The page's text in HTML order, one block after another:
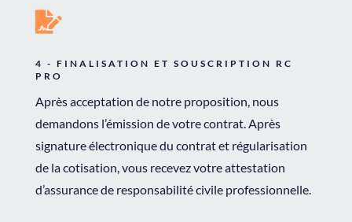

4 - FINALISATION ET SOUSCRIPTION RC
PRO
Après acceptation de notre proposition, nous
demandons l’émission de votre contrat. Après
signature électronique du contrat et régularisation
de la cotisation, vous recevez votre attestation
d’assurance de responsabilité civile professionnelle.